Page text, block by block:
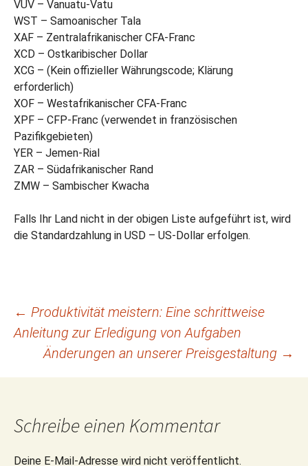
VUV – Vanuatu-Vatu
WST – Samoanischer Tala
XAF – Zentralafrikanischer CFA-Franc
XCD – Ostkaribischer Dollar
XCG – (Kein offizieller Währungscode; Klärung
erforderlich)
XOF – Westafrikanischer CFA-Franc
XPF – CFP-Franc (verwendet in französischen
Pazifikgebieten)
YER – Jemen-Rial
ZAR – Südafrikanischer Rand
ZMW – Sambischer Kwacha
Falls Ihr Land nicht in der obigen Liste aufgeführt ist, wird
die Standardzahlung in USD – US-Dollar erfolgen.
Beitragsnavigation
← Produktivität meistern: Eine schrittweise
Anleitung zur Erledigung von Aufgaben
Änderungen an unserer Preisgestaltung →
Schreibe einen Kommentar
Deine E-Mail-Adresse wird nicht veröffentlicht.